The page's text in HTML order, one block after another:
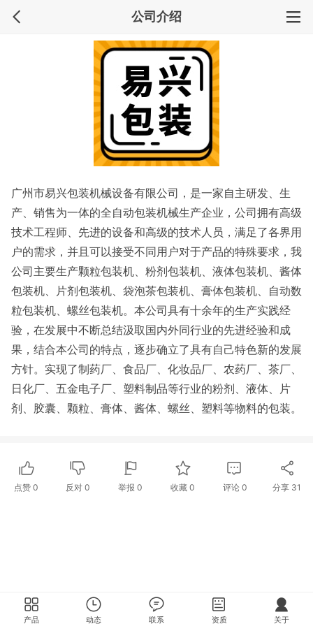
公司介绍
广州市易兴包装机械设备有限公司，是一家自主研发、生
产、销售为一体的全自动包装机械生产企业，公司拥有高级
技术工程师、先进的设备和高级的技术人员，满足了各界用
户的需求，并且可以接受不同用户对于产品的特殊要求，我
公司主要生产颗粒包装机、粉剂包装机、液体包装机、酱体
包装机、片剂包装机、袋泡茶包装机、膏体包装机、自动数
粒包装机、螺丝包装机。本公司具有十余年的生产实践经
验，在发展中不断总结汲取国内外同行业的先进经验和成
果，结合本公司的特点，逐步确立了具有自己特色新的发展
方针。实现了制药厂、食品厂、化妆品厂、农药厂、茶厂、
日化厂、五金电子厂、塑料制品等行业的粉剂、液体、片
剂、胶囊、颗粒、膏体、酱体、螺丝、塑料等物料的包装。
点赞 0 反对0 举报 0 收藏 0 评论 0 分享 31
产品 动态 联系 资质 关于